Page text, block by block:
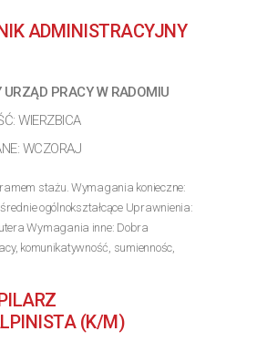
oferty
ADMINISTRACYJNY
URZĄD PRACY W RADOMIU
WIERZBICA
WCZORAJ
stażu. Wymagania konieczne:
ogólnokształcące Uprawnienia:
Wymagania inne: Dobra
komunikatywność, sumiennośc,
oferty
(K/M)